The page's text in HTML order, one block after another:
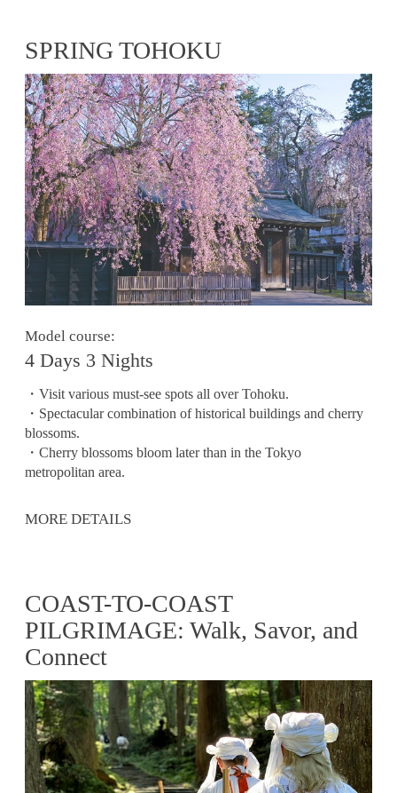
SPRING TOHOKU
Model course:
4 Days 3 Nights
・Visit various must-see spots all over Tohoku.
・Spectacular combination of historical buildings and cherry
blossoms.
・Cherry blossoms bloom later than in the Tokyo
metropolitan area.
MORE DETAILS
COAST-TO-COAST
PILGRIMAGE: Walk, Savor, and
Connect